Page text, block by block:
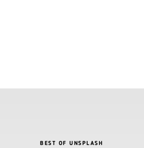
BEST OF UNSPLASH